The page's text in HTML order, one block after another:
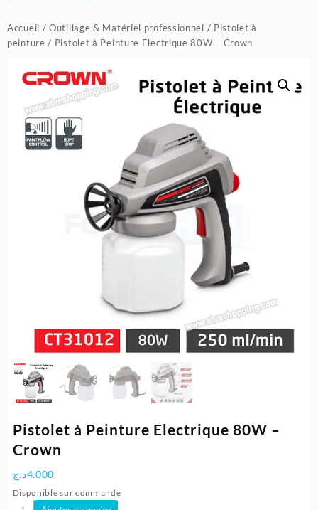
Accueil /Outillage & Matériel professionnel / Pistolet à
peinture / Pistolet à Peinture Electrique 80W – Crown
Pistolet à Peinture Electrique 80W –
Crown
4.000د.ج
Disponible sur commande
quantité